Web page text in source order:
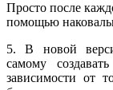
Просто после
помощью
5. В новой
самому
зависимости от